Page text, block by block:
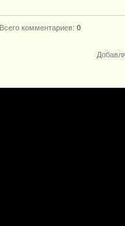
Всего комментариев: 0